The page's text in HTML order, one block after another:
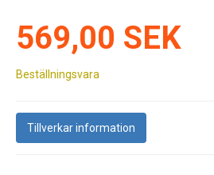
569,00 SEK
Beställningsvara
Tillverkar information